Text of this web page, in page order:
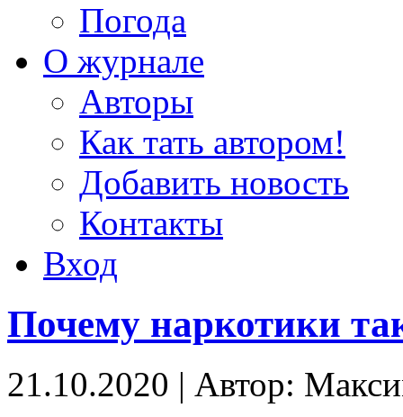
Погода
О журнале
Авторы
Как тать автором!
Добавить новость
Контакты
Вход
Почему наркотики
21.10.2020 | Автор: